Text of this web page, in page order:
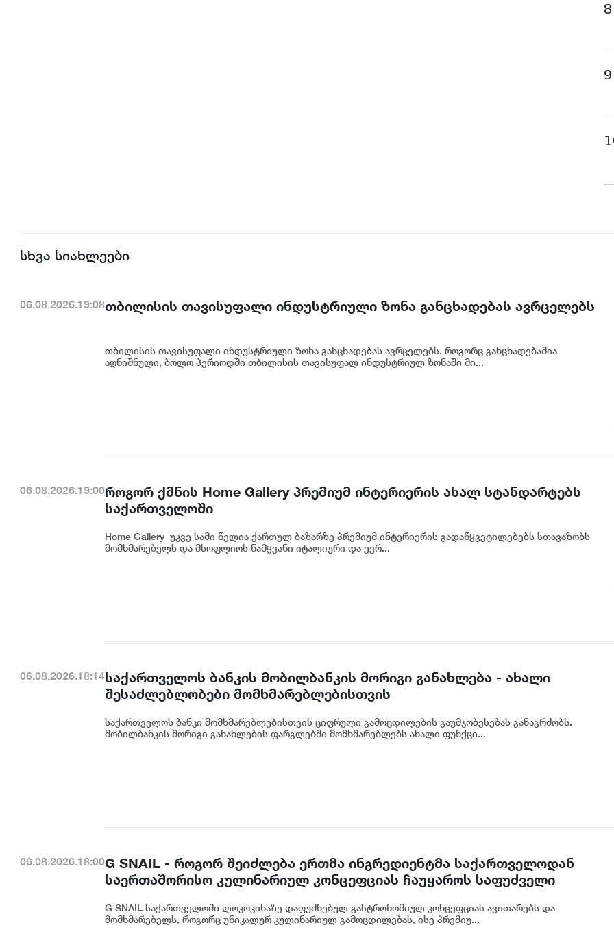
8
9
სხვა სიახლეები
06.08.2026.19:08თბილისის თავისუფალი ინდუსტრიული ზონა განცხადებას ავრცელებს
თბილისის თავისუფალი ინდუსტრიული ზონა განცხადებას ავრცელებს. როგორც განცხადებაშია
აღნიშნული, ბოლო პერიოდში თბილისის თავისუფალ ინდუსტრიულ ზონაში მი...
06.08.2026.19:00როგორ ქმნის Home Gallery პრემიუმ ინტერიერის ახალ სტანდარტებს
საქართველოში
Home Gallery უკვე სამი წელია ქართულ ბაზარზე პრემიუმ ინტერიერის გადაწყვეტილებებს სთავაზობს
მომხმარებელს და მსოფლიოს წამყვანი იტალიური და ევრ...
06.08.2026.18:14საქართველოს ბანკის მობილბანკის მორიგი განახლება - ახალი
შესაძლებლობები მომხმარებლებისთვის
საქართველოს ბანკი მომხმარებლებისთვის ციფრული გამოცდილების გაუმჯობესებას განაგრძობს.
მობილბანკის მორიგი განახლების ფარგლებში მომხმარებლებს ახალი ფუნქცი...
06.08.2026.18:00G SNAIL - როგორ შეიძლება ერთმა ინგრედიენტმა საქართველოდან
საერთაშორისო კულინარიულ კონცეფციას ჩაუყაროს საფუძველი
G SNAIL საქართველოში ლოკოკინაზე დაფუძნებულ გასტრონომიულ კონცეფციას ავითარებს და
მომხმარებელს, როგორც უნიკალურ კულინარიულ გამოცდილებას, ისე პრემიუ...